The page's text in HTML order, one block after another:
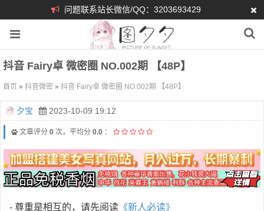
问题联系站长微信/QQ：3203693429
抖音 Fairy卓 微密圈 NO.002期 【48P】
首页 » 抖音微密 » 抖音 Fairy卓 微密圈 NO.002期 【48P】
夕宝 2023-10-09 19:12
文章评分 0 次，平均分 0.0 ：
- 尊重是相互的，请先阅读 《新人必读》